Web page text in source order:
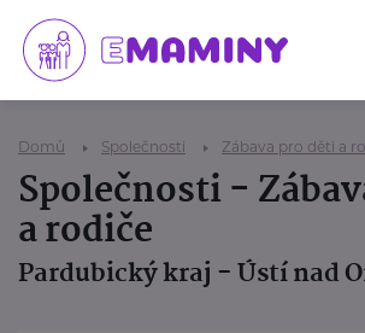
Domů Společnosti Zábava pro děti a
Společnosti -
a rodiče
Pardubický kraj - Ústí nad